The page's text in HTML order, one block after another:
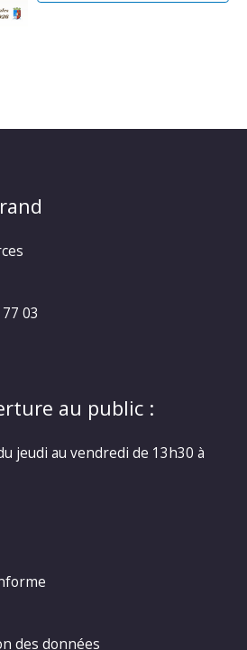
03
au public :
jeudi au vendredi de 13h30 à
des données